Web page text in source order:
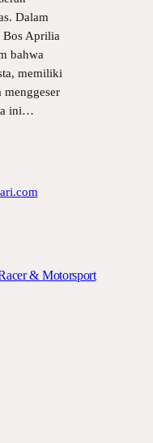
Dalam
Bos Aprilia
bahwa
memiliki
menggeser
ini…
& Motorsport